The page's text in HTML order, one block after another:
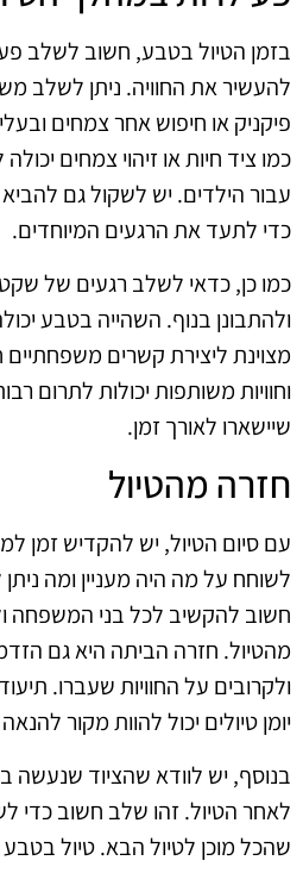
בזמן הטיול בטבע, חשוב לשלב
להעשיר את החוויה. ניתן לשלב
פיקניק או חיפוש אחר צמחים
כמו ציד חיות או זיהוי צמחים
עבור הילדים. יש לשקול גם
כדי לתעד את הרגעים המיוחדים.
כמו כן, כדאי לשלב רגעים של
ולהתבונן בנוף. השהייה בטבע
מצוינת ליצירת קשרים משפחתיים
וחוויות משותפות יכולות לתרום
שיישארו לאורך זמן.
חזרה מהטיול
עם סיום הטיול, יש להקדיש זמן
לשוחח על מה היה מעניין ומה
חשוב להקשיב לכל בני המשפחה
מהטיול. חזרה הביתה היא גם
ולקרובים על החוויות שעברו.
יומן טיולים יכול להוות מקור
בנוסף, יש לוודא שהציוד שנעשה
לאחר הטיול. זהו שלב חשוב כדי
שהכל מוכן לטיול הבא. טיול